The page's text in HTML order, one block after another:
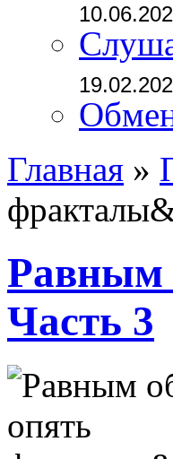
Главная »
Равным
Часть 3